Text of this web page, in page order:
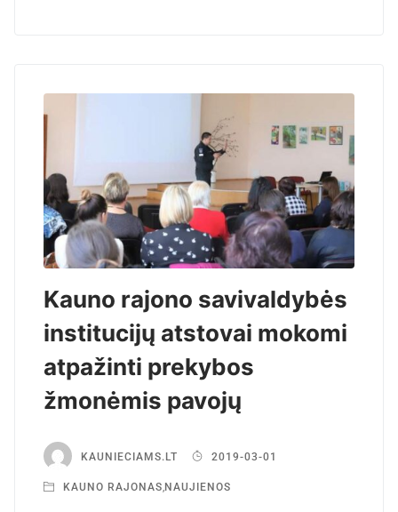
Kauno rajono savivaldybės
institucijų atstovai mokomi
atpažinti prekybos
žmonėmis pavojų
KAUNIECIAMS.LT 2019-03-01
KAUNO RAJONAS,NAUJIENOS